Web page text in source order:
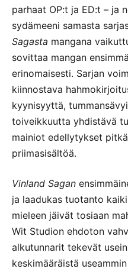
parhaat OP:t ja ED:t – ja
sydämeeni samasta
Sagasta mangana
sovittaa mangan
erinomaisesti. Sarjan
kiinnostava
kyynisyyttä,
toiveikkuutta yhdistävä
mainiot edellytykset
priimasisältöä.
Vinland Sagan
ja laadukas tuotanto
mieleen jäivät tosiaan
Wit Studion ehdoton
alkutunnarit tekevät
keskimääräistä